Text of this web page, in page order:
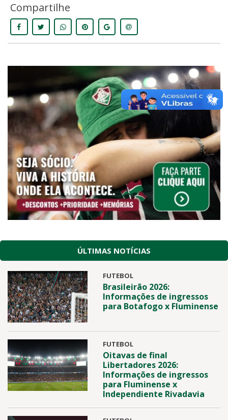
Compartilhe
ÚLTIMAS NOTÍCIAS
FUTEBOL
Brasileirão 2026:
Informações de ingressos
para Botafogo x Fluminense
FUTEBOL
Oitavas de final
Libertadores 2026:
Informações de ingressos
para Fluminense x
Independiente Rivadavia